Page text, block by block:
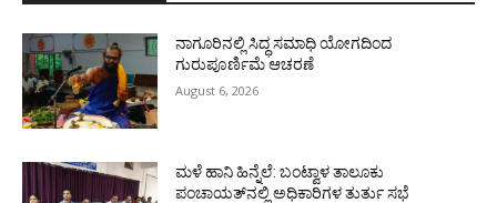
ನಾಗೂರಿನಲ್ಲಿ ಸಿದ್ಧ ಸಮಾಧಿ ಯೋಗದಿಂದ
ಗುರುಪೂರ್ಣಿಮೆ ಆಚರಣೆ
August 6, 2026
ಮಳೆ ಹಾನಿ ಹಿನ್ನೆಲೆ: ಬಂಟ್ವಾಳ ತಾಲೂಕು
ಪಂಚಾಯತ್‌ನಲ್ಲಿ ಅಧಿಕಾರಿಗಳ ತುರ್ತು ಸಭೆ